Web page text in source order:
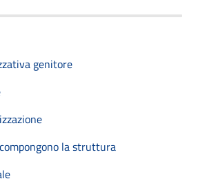
genitore
la struttura